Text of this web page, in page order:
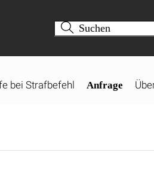
bei Strafbefehl Anfrage